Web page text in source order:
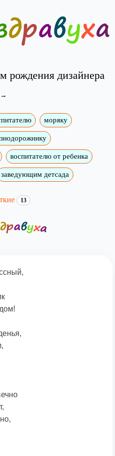
рождения дизайнера
моряку
воспитателю от ребенка
заведующим детсада
13